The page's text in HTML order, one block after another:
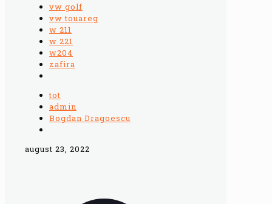
vw golf
vw touareg
w 211
w 221
w204
zafira
tot
admin
Bogdan Dragoescu
august 23, 2022